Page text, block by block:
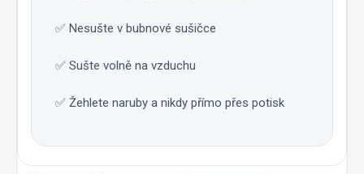
✅ Nesušte v bubnové sušičce
✅ Sušte volně na vzduchu
✅ Žehlete naruby a nikdy přímo přes potisk